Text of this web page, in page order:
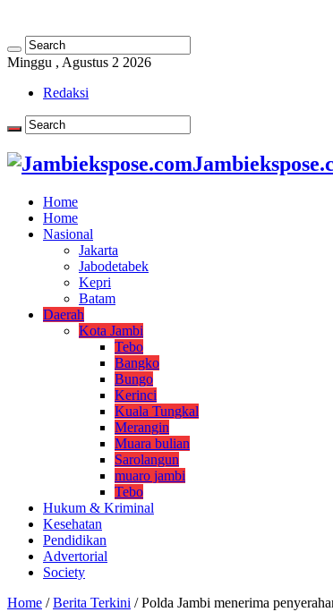
Minggu , Agustus 2 2026
Redaksi
Home
Home
Nasional
Jakarta
Jabodetabek
Kepri
Batam
Daerah
Kota Jambi
Tebo
Bangko
Bungo
Kerinci
Kuala Tungkal
Merangin
Muara bulian
Sarolangun
muaro jambi
Tebo
Hukum & Kriminal
Kesehatan
Pendidikan
Advertorial
Society
Home / Berita Terkini / Polda Jambi menerima